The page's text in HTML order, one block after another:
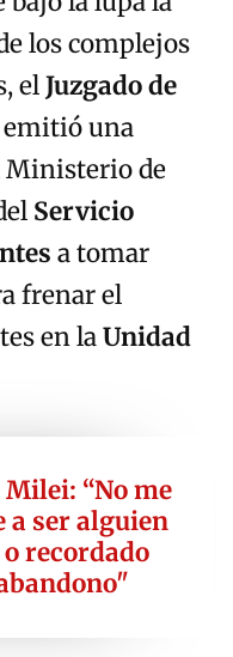
los complejos
elJuzgado de
emitió una
de
Servicio
a tomar
frenar el
en laUnidad
“No me
a ser alguien
recordado